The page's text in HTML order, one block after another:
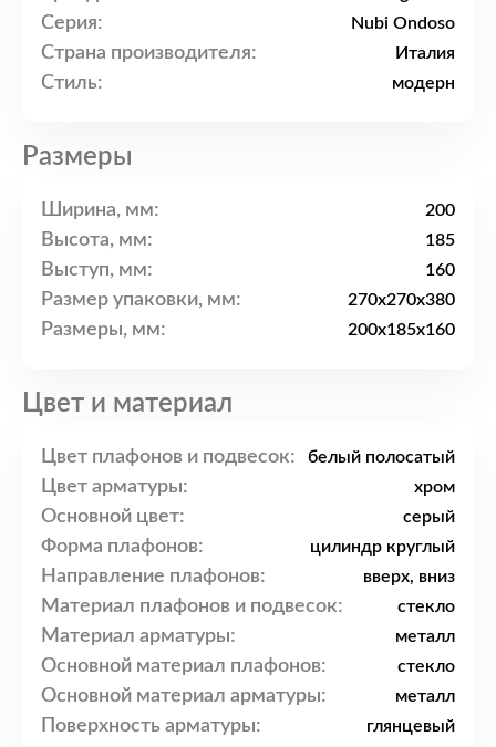
Серия: Nubi Ondoso
Страна производителя: Италия
Стиль: модерн
Размеры
Ширина, мм: 200
Высота, мм: 185
Выступ, мм: 160
Размер упаковки, мм: 270x270x380
Размеры, мм: 200x185x160
Цвет и материал
Цвет плафонов и подвесок: белый полосатый
Цвет арматуры: хром
Основной цвет: серый
Форма плафонов: цилиндр круглый
Направление плафонов: вверх, вниз
Материал плафонов и подвесок: стекло
Материал арматуры: металл
Основной материал плафонов: стекло
Основной материал арматуры: металл
Поверхность арматуры: глянцевый